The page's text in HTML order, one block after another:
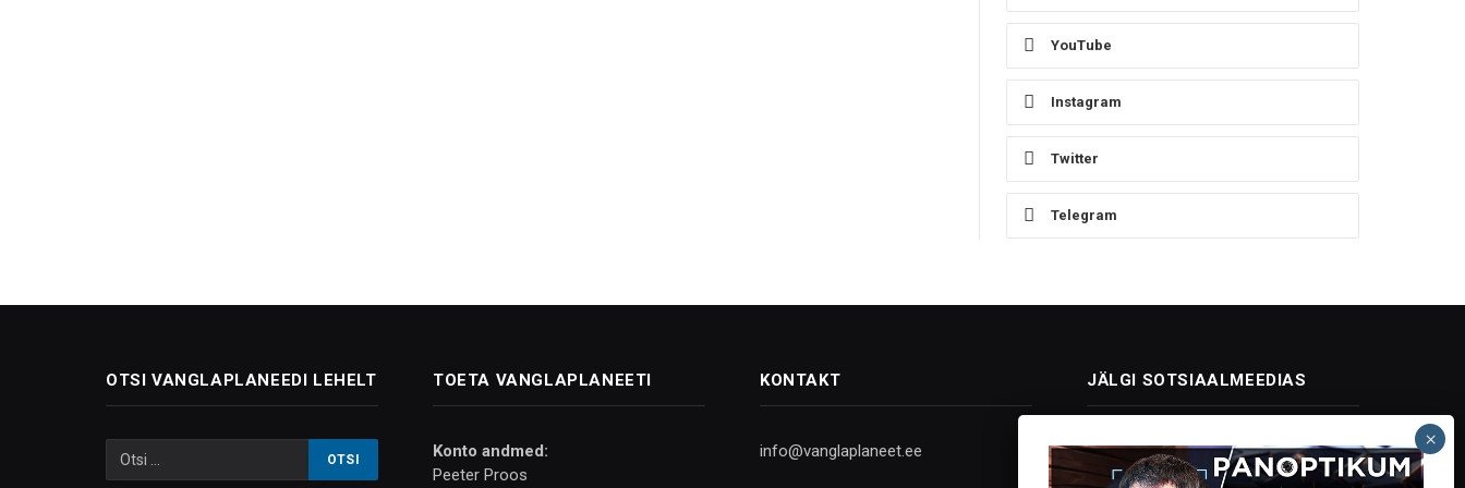
YouTube
Instagram
Twitter
Telegram
OTSI VANGLAPLANEEDI LEHELT TOETA VANGLAPLANEETI
Konto andmed:
Peeter Proos
KONTAKT
info@vanglaplaneet.ee
JÄLGI SOTSIAALMEEDIAS
Facebook
X
InstagramYouTubeTelegram